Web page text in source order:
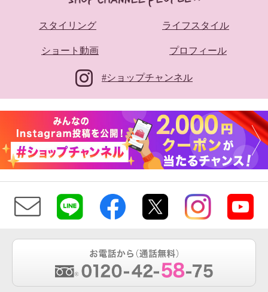
スタイリング ライフスタイル
ショート動画 プロフィール
#ショップチャンネル